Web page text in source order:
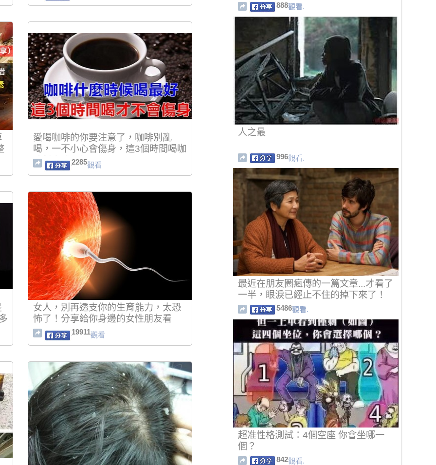
愛喝咖啡的你要注意了，咖啡別亂
喝，一不小心會傷身，這3個時間喝咖
啡對身體最好
2285觀看
女人，別再透支你的生育能力，太恐
怖了！分享給你身邊的女性朋友看
看...
19911觀看
了…快學起來吧！
888觀看.
人之最
996觀看.
最近在朋友圈瘋傳的一篇文章...才看了
一半，眼淚已經止不住的掉下來了！
5486觀看.
超准性格測試：4個空座 你會坐哪一
個？
842觀看.